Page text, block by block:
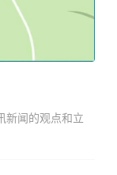
新闻的观点和立